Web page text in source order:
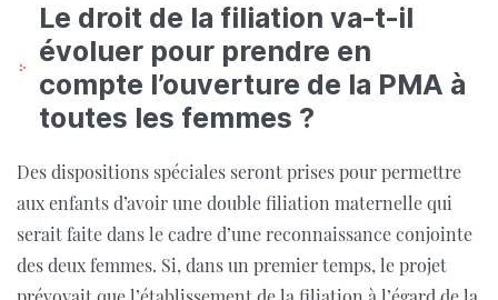
Le droit de la filiation va-t-il
évoluer pour prendre en
compte l’ouverture de la PMA à
toutes les femmes ?
Des dispositions spéciales seront prises pour permettre
aux enfants d’avoir une double filiation maternelle qui
serait faite dans le cadre d’une reconnaissance conjointe
des deux femmes. Si, dans un premier temps, le projet